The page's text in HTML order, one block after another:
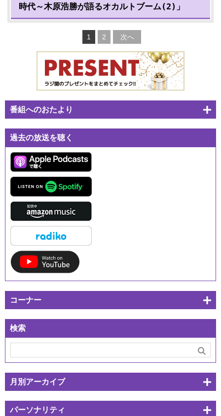
時代～木原浩勝が語るオカルトブーム(2)」
1 2 次へ
番組へのおたより
過去の放送を聴く
コーナー
検索
月別アーカイブ
パーソナリティ